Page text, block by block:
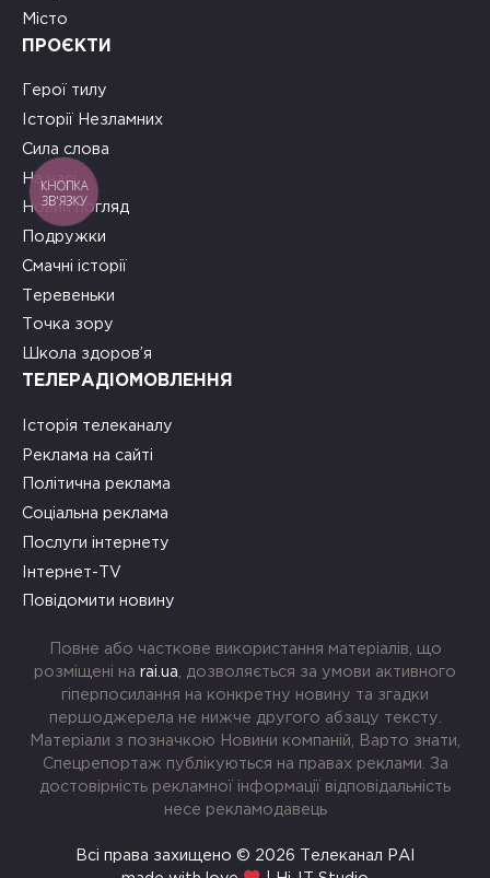
Місто
ПРОЄКТИ
Герої тилу
Історії Незламних
Сила слова
На часі
Новий погляд
Подружки
Смачні історії
Теревеньки
Точка зору
Школа здоров’я
ТЕЛЕРАДІОМОВЛЕННЯ
Історія телеканалу
Реклама на сайті
Політична реклама
Соціальна реклама
Послуги інтернету
Інтернет-TV
Повідомити новину
Повне або часткове використання матеріалів, що
розміщені на rai.ua , дозволяється за умови активного
гіперпосилання на конкретну новину та згадки
першоджерела не нижче другого абзацу тексту.
Матеріали з позначкою Новини компаній, Варто знати,
Спецрепортаж публікуються на правах реклами. За
достовірність рекламної інформації відповідальність
несе рекламодавець
Всі права захищено © 2026 Телеканал РАІ
КНОПКА
ЗВ'ЯЗКУ